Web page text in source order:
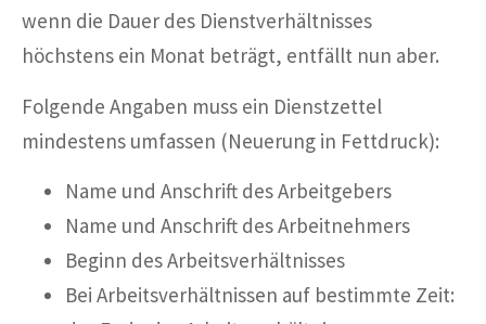
wenn die Dauer des Dienstverhältnisses
höchstens ein Monat beträgt, entfällt nun aber.
Folgende Angaben muss ein Dienstzettel
mindestens umfassen (Neuerung in Fettdruck):
Name und Anschrift des Arbeitgebers
Name und Anschrift des Arbeitnehmers
Beginn des Arbeitsverhältnisses
Bei Arbeitsverhältnissen auf bestimmte Zeit: